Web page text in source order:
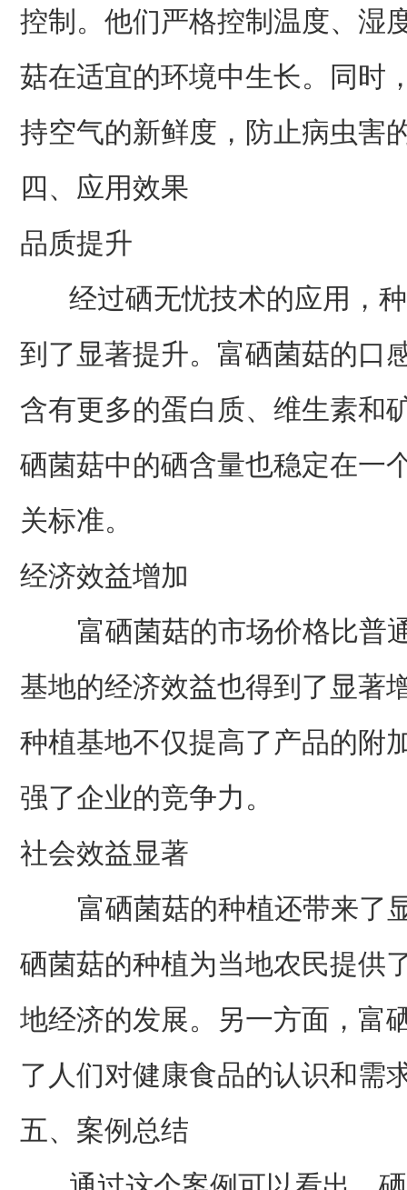
控制。他们严格控制温度、湿
菇在适宜的环境中生长。同时
持空气的新鲜度，防止病虫害
四、应用效果
品质提升
经过硒无忧技术的应用，种
到了显著提升。富硒菌菇的口
含有更多的蛋白质、维生素和
硒菌菇中的硒含量也稳定在一
关标准。
经济效益增加
富硒菌菇的市场价格比普
基地的经济效益也得到了显著
种植基地不仅提高了产品的附
强了企业的竞争力。
社会效益显著
富硒菌菇的种植还带来了
硒菌菇的种植为当地农民提供
地经济的发展。另一方面，富
了人们对健康食品的认识和需
五、案例总结